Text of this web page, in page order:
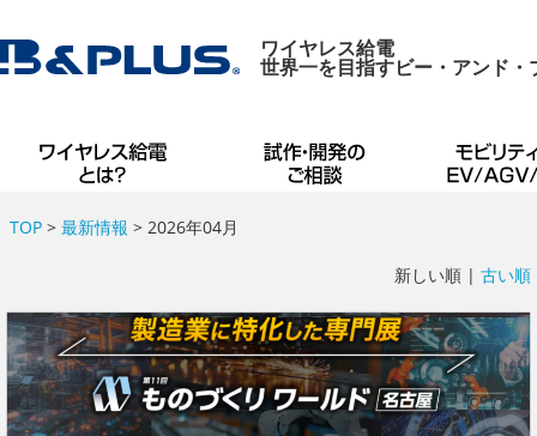
ワイヤレス給電
世界一を目指すビー・アンド・
TOP> 最新情報 > 2026年04月
新しい順 | 古い順